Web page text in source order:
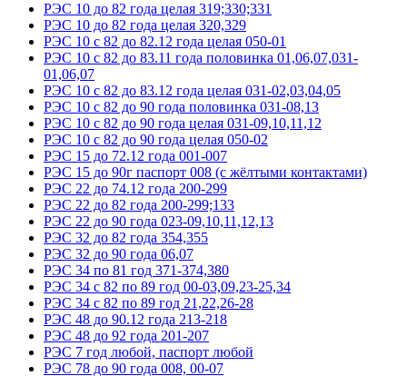
РЭС 10 до 82 года целая 319;330;331
РЭС 10 до 82 года целая 320,329
РЭС 10 с 82 до 82.12 года целая 050-01
РЭС 10 с 82 до 83.11 года половинка 01,06,07,031-
01,06,07
РЭС 10 с 82 до 83.12 года целая 031-02,03,04,05
РЭС 10 с 82 до 90 года половинка 031-08,13
РЭС 10 с 82 до 90 года целая 031-09,10,11,12
РЭС 10 с 82 до 90 года целая 050-02
РЭС 15 до 72.12 года 001-007
РЭС 15 до 90г паспорт 008 (с жёлтыми контактами)
РЭС 22 до 74.12 года 200-299
РЭС 22 до 82 года 200-299;133
РЭС 22 до 90 года 023-09,10,11,12,13
РЭС 32 до 82 года 354,355
РЭС 32 до 90 года 06,07
РЭС 34 по 81 год 371-374,380
РЭС 34 с 82 по 89 год 00-03,09,23-25,34
РЭС 34 с 82 по 89 год 21,22,26-28
РЭС 48 до 90.12 года 213-218
РЭС 48 до 92 года 201-207
РЭС 7 год любой, паспорт любой
РЭС 78 до 90 года 008, 00-07